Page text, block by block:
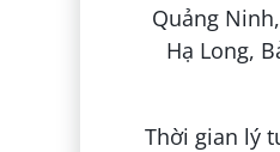
Thời gian lý